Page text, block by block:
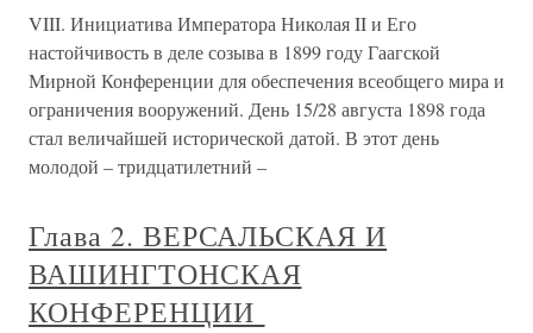
VIII. Инициатива Императора Николая II и Его
настойчивость в деле созыва в 1899 году Гаагской
Мирной Конференции для обеспечения всеобщего мира и
ограничения вооружений. День 15/28 августа 1898 года
стал величайшей исторической датой. В этот день
молодой – тридцатилетний –
Глава 2. ВЕРСАЛЬСКАЯ И
ВАШИНГТОНСКАЯ
КОНФЕРЕНЦИИ